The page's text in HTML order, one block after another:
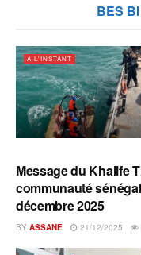
BES
A L'INSTANT
A L'INSTANT
Message du Khalife
communauté
décembre 2025
BY ASSANE 21/12/2025